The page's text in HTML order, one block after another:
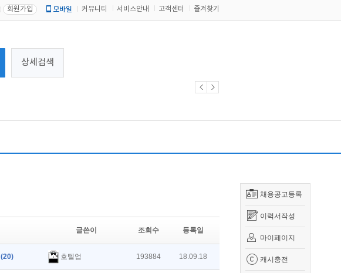
회원가입 모바일 커뮤니티 서비스안내 고객센터 즐겨찾기
상세검색
채용공고등록
이력서작성
마이페이지
캐시충전
글쓴이 조회수 등록일
(20) 호텔업 193884 18.09.18